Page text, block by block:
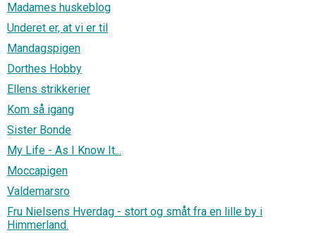
Madames huskeblog
Underet er, at vi er til
Mandagspigen
Dorthes Hobby
Ellens strikkerier
Kom så igang
Sister Bonde
My Life - As I Know It...
Moccapigen
Valdemarsro
Fru Nielsens Hverdag - stort og småt fra en lille by i
Himmerland.